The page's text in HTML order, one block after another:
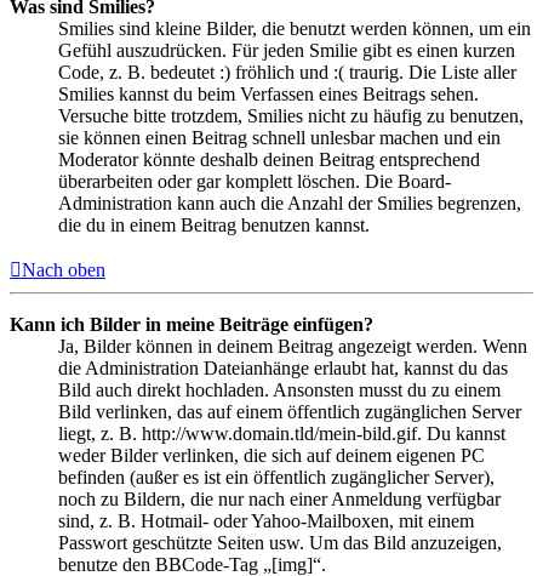
Was sind Smilies?
Smilies sind kleine Bilder, die benutzt werden können, um ein
Gefühl auszudrücken. Für jeden Smilie gibt es einen kurzen
Code, z. B. bedeutet :) fröhlich und :( traurig. Die Liste aller
Smilies kannst du beim Verfassen eines Beitrags sehen.
Versuche bitte trotzdem, Smilies nicht zu häufig zu benutzen,
sie können einen Beitrag schnell unlesbar machen und ein
Moderator könnte deshalb deinen Beitrag entsprechend
überarbeiten oder gar komplett löschen. Die Board-
Administration kann auch die Anzahl der Smilies begrenzen,
die du in einem Beitrag benutzen kannst.
Nach oben
Kann ich Bilder in meine Beiträge einfügen?
Ja, Bilder können in deinem Beitrag angezeigt werden. Wenn
die Administration Dateianhänge erlaubt hat, kannst du das
Bild auch direkt hochladen. Ansonsten musst du zu einem
Bild verlinken, das auf einem öffentlich zugänglichen Server
liegt, z. B. http://www.domain.tld/mein-bild.gif. Du kannst
weder Bilder verlinken, die sich auf deinem eigenen PC
befinden (außer es ist ein öffentlich zugänglicher Server),
noch zu Bildern, die nur nach einer Anmeldung verfügbar
sind, z. B. Hotmail- oder Yahoo-Mailboxen, mit einem
Passwort geschützte Seiten usw. Um das Bild anzuzeigen,
benutze den BBCode-Tag „[img]“.